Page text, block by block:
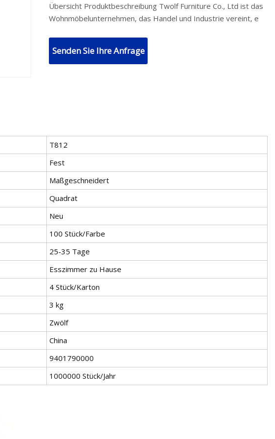
Übersicht Produktbeschreibung Twolf Furniture Co., Ltd ist das
Wohnmöbelunternehmen, das Handel und Industrie vereint, e
Senden Sie Ihre Anfrage
T812
Fest
Maßgeschneidert
Quadrat
Neu
100 Stück/Farbe
25-35 Tage
Esszimmer zu Hause
4 Stück/Karton
3 kg
Zwölf
China
9401790000
1000000 Stück/Jahr